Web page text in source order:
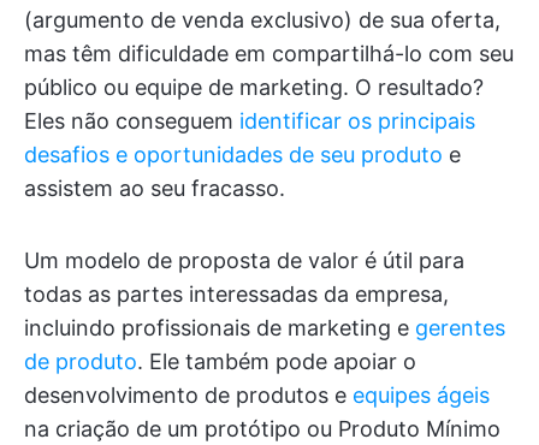
(argumento de venda exclusivo) de sua oferta,
mas têm dificuldade em compartilhá-lo com seu
público ou equipe de marketing. O resultado?
Eles não conseguem identificar os principais
desafios e oportunidades de seu produto e
assistem ao seu fracasso.
Um modelo de proposta de valor é útil para
todas as partes interessadas da empresa,
incluindo profissionais de marketing e gerentes
de produto. Ele também pode apoiar o
desenvolvimento de produtos e equipes ágeis
na criação de um protótipo ou Produto Mínimo